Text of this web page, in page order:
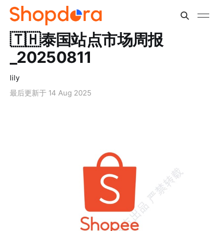
🇹🇭泰国站点市场周报
_20250811
lily
最后更新于 14 Aug 2025